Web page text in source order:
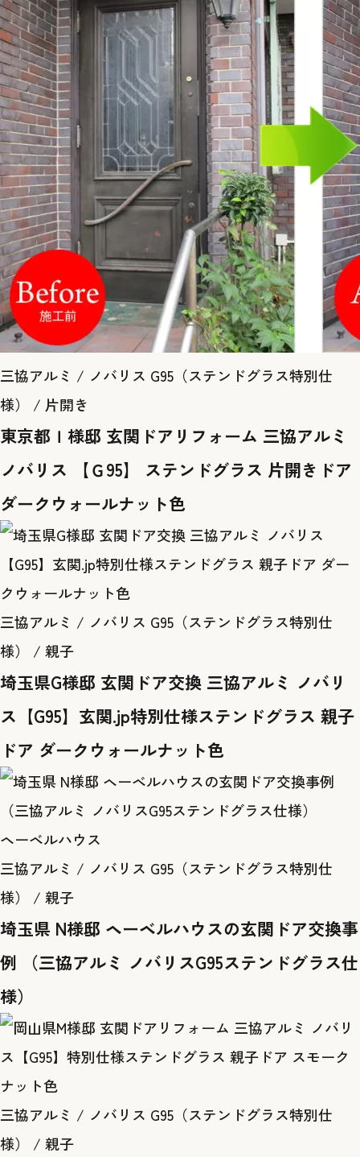
三協アルミ / ノバリス G95（ステンドグラス特別仕
様） / 片開き
東京都Ｉ様邸 玄関ドアリフォーム 三協アルミ
ノバリス 【Ｇ95】 ステンドグラス 片開きドア
ダークウォールナット色
三協アルミ / ノバリス G95（ステンドグラス特別仕
様） / 親子
埼玉県G様邸 玄関ドア交換 三協アルミ ノバリ
ス【G95】玄関.jp特別仕様ステンドグラス 親子
ドア ダークウォールナット色
ヘーベルハウス
三協アルミ / ノバリス G95（ステンドグラス特別仕
様） / 親子
埼玉県 N様邸 ヘーベルハウスの玄関ドア交換事
例 （三協アルミ ノバリスG95ステンドグラス仕
様）
三協アルミ / ノバリス G95（ステンドグラス特別仕
様） / 親子